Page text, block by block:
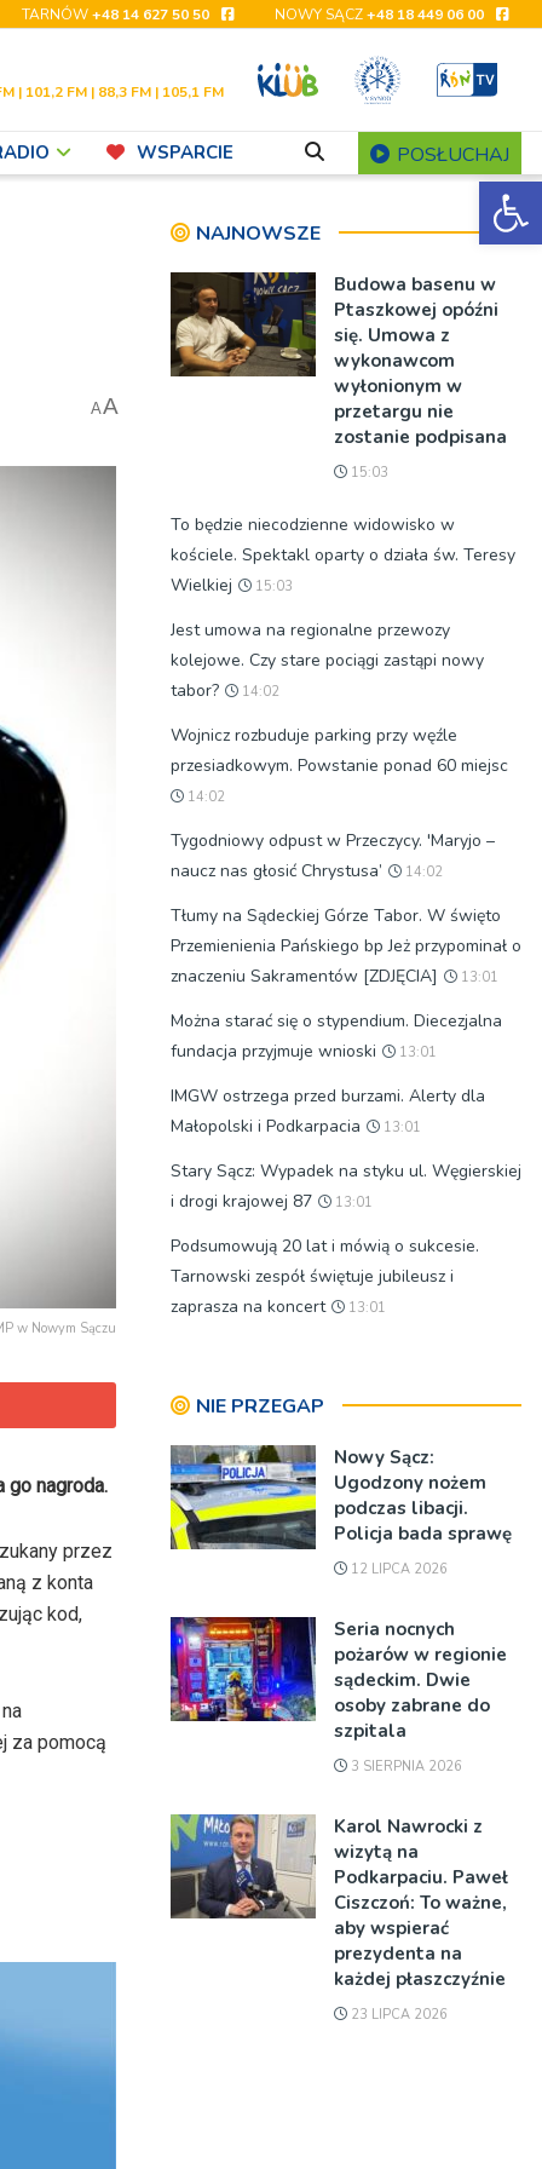
TARNÓW+48 14 627 50 50 NOWY SĄCZ+48 18 449 06 00
| 101,2 FM | 88,3 FM | 105,1 FM
WSPARCIE POSŁUCHAJ
AA
w Nowym Sączu
go nagroda.
przez
z konta
kod,
za pomocą
NAJNOWSZE
Budowa basenu w
Ptaszkowej opóźni
się. Umowa z
wykonawcom
wyłonionym w
przetargu nie
zostanie podpisana
15:03
To będzie niecodzienne widowisko w
kościele. Spektakl oparty o działa św. Teresy
Wielkiej
15:03
Jest umowa na regionalne przewozy
kolejowe. Czy stare pociągi zastąpi nowy
tabor?
14:02
Wojnicz rozbuduje parking przy węźle
przesiadkowym. Powstanie ponad 60 miejsc
14:02
Tygodniowy odpust w Przeczycy. 'Maryjo –
naucz nas głosić Chrystusa’
14:02
Tłumy na Sądeckiej Górze Tabor. W święto
Przemienienia Pańskiego bp Jeż przypominał o
znaczeniu Sakramentów [ZDJĘCIA]
13:01
Można starać się o stypendium. Diecezjalna
fundacja przyjmuje wnioski
13:01
IMGW ostrzega przed burzami. Alerty dla
Małopolski i Podkarpacia
13:01
Stary Sącz: Wypadek na styku ul. Węgierskiej
i drogi krajowej 87
13:01
Podsumowują 20 lat i mówią o sukcesie.
Tarnowski zespół świętuje jubileusz i
zaprasza na koncert
13:01
NIE PRZEGAP
Nowy Sącz:
Ugodzony nożem
podczas libacji.
Policja bada sprawę
12 LIPCA 2026
Seria nocnych
pożarów w regionie
sądeckim. Dwie
osoby zabrane do
szpitala
3 SIERPNIA 2026
Karol Nawrocki z
wizytą na
Podkarpaciu. Paweł
Ciszczoń: To ważne,
aby wspierać
prezydenta na
każdej płaszczyźnie
23 LIPCA 2026